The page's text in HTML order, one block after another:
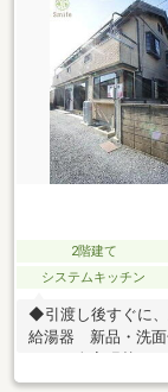
件としてもご利用
2階建て
システムキッチン
◆引渡し後すぐに
給湯器 新品・洗
ロス 全室張替え
施磯辺小学校まで